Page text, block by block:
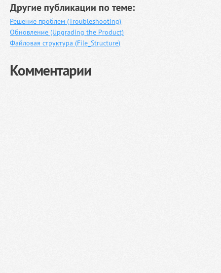
Другие публикации по теме:
Решение проблем (Troubleshooting)
Обновление (Upgrading the Product)
Файловая структура (File_Structure)
Комментарии